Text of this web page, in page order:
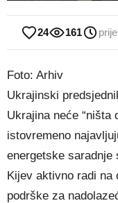
24 161
Foto: Arhiv
Ukrajinski
Ukrajina neće “ništa
istovremeno
energetske saradnje
Kijev aktivno radi na
podrške za